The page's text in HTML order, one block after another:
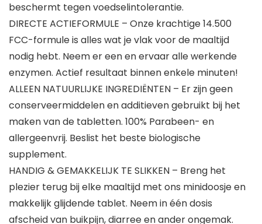
beschermt tegen voedselintolerantie.
DIRECTE ACTIEFORMULE – Onze krachtige 14.500
FCC-formule is alles wat je vlak voor de maaltijd
nodig hebt. Neem er een en ervaar alle werkende
enzymen. Actief resultaat binnen enkele minuten!
ALLEEN NATUURLIJKE INGREDIËNTEN – Er zijn geen
conserveermiddelen en additieven gebruikt bij het
maken van de tabletten. 100% Parabeen- en
allergeenvrij. Beslist het beste biologische
supplement.
HANDIG & GEMAKKELIJK TE SLIKKEN – Breng het
plezier terug bij elke maaltijd met ons minidoosje en
makkelijk glijdende tablet. Neem in één dosis
afscheid van buikpijn, diarree en ander ongemak.